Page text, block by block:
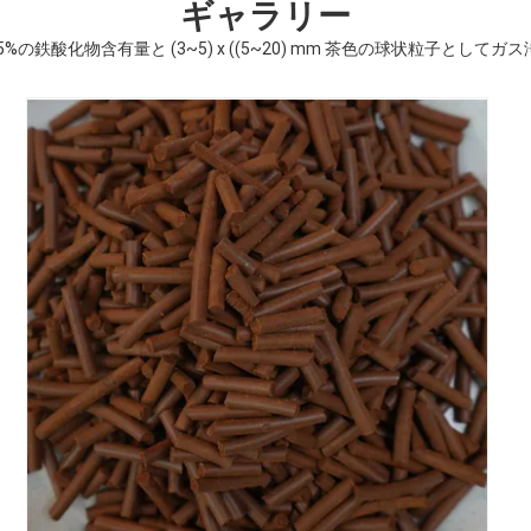
ギャラリー
の鉄酸化物含有量と (3~5) x ((5~20) mm 茶色の球状粒子としてガス